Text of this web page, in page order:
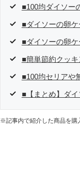
た消費税増税の社会におい
■100均ダイソー
■ダイソーの卵
■ダイソーの卵
■簡単節約クッ
■100均セリアや
■【まとめ】ダ
※記事内で紹介した商品を購